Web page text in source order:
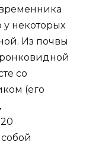
у некоторых
Из почвы
со
(его